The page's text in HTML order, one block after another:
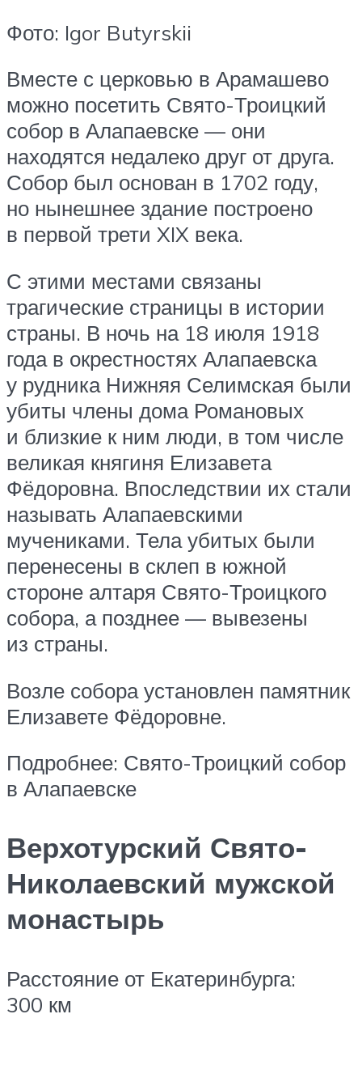
Фото: Igor Butyrskii
Вместе с церковью в Арамашево
можно посетить Свято-Троицкий
собор в Алапаевске — они
находятся недалеко друг от друга.
Собор был основан в 1702 году,
но нынешнее здание построено
в первой трети XIX века.
С этими местами связаны
трагические страницы в истории
страны. В ночь на 18 июля 1918
года в окрестностях Алапаевска
у рудника Нижняя Селимская были
убиты члены дома Романовых
и близкие к ним люди, в том числе
великая княгиня Елизавета
Фёдоровна. Впоследствии их стали
называть Алапаевскими
мучениками. Тела убитых были
перенесены в склеп в южной
стороне алтаря Свято-Троицкого
собора, а позднее — вывезены
из страны.
Возле собора установлен памятник
Елизавете Фёдоровне.
Подробнее: Свято-Троицкий собор
в Алапаевске
Верхотурский Свято-
Николаевский мужской
монастырь
Расстояние от Екатеринбурга:
300 км